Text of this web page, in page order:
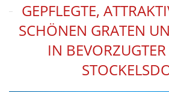
GEPFLEGTE,
SCHÖNEN GRATEN
IN